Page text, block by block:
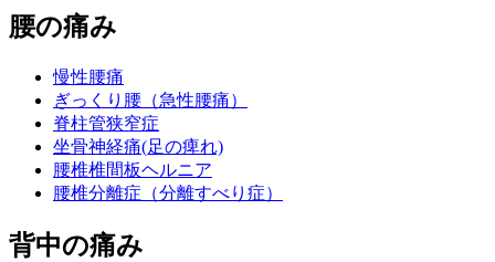
腰の痛み
慢性腰痛
ぎっくり腰（急性腰痛）
脊柱管狭窄症
坐骨神経痛(足の痺れ)
腰椎椎間板ヘルニア
腰椎分離症（分離すべり症）
背中の痛み